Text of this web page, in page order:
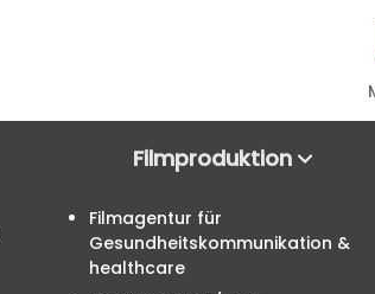
Filmproduktion
Filmagentur für
Gesundheitskommunikation &
healthcare